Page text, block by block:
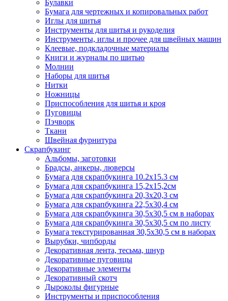
Булавки
Бумага для чертежных и копировальных работ
Иглы для шитья
Инструменты для шитья и рукоделия
Инструменты, иглы и прочее для швейных машин
Клеевые, подкладочные материалы
Книги и журналы по шитью
Молнии
Наборы для шитья
Нитки
Ножницы
Приспособления для шитья и кроя
Пуговицы
Пэчворк
Ткани
Швейная фурнитура
Скрапбукинг
Альбомы, заготовки
Брадсы, анкеры, люверсы
Бумага для скрапбукинга 10.2х15.3 см
Бумага для скрапбукинга 15,2х15,2см
Бумага для скрапбукинга 20,3х20,3 см
Бумага для скрапбукинга 22,5х30,4 см
Бумага для скрапбукинга 30,5х30,5 см в наборах
Бумага для скрапбукинга 30,5х30,5 см по листу
Бумага текстурированная 30,5х30,5 см в наборах
Вырубки, чипборды
Декоративная лента, тесьма, шнур
Декоративные пуговицы
Декоративные элементы
Декоративный скотч
Дыроколы фигурные
Инструменты и приспособления